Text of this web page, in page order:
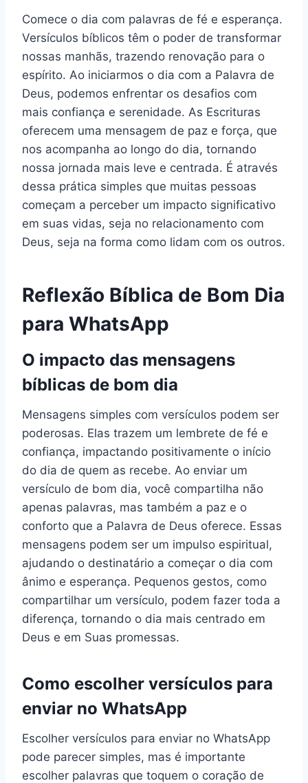
Comece o dia com palavras de fé e esperança.
Versículos bíblicos têm o poder de transformar
nossas manhãs, trazendo renovação para o
espírito. Ao iniciarmos o dia com a Palavra de
Deus, podemos enfrentar os desafios com
mais confiança e serenidade. As Escrituras
oferecem uma mensagem de paz e força, que
nos acompanha ao longo do dia, tornando
nossa jornada mais leve e centrada. É através
dessa prática simples que muitas pessoas
começam a perceber um impacto significativo
em suas vidas, seja no relacionamento com
Deus, seja na forma como lidam com os outros.
Reflexão Bíblica de Bom Dia
para WhatsApp
O impacto das mensagens
bíblicas de bom dia
Mensagens simples com versículos podem ser
poderosas. Elas trazem um lembrete de fé e
confiança, impactando positivamente o início
do dia de quem as recebe. Ao enviar um
versículo de bom dia, você compartilha não
apenas palavras, mas também a paz e o
conforto que a Palavra de Deus oferece. Essas
mensagens podem ser um impulso espiritual,
ajudando o destinatário a começar o dia com
ânimo e esperança. Pequenos gestos, como
compartilhar um versículo, podem fazer toda a
diferença, tornando o dia mais centrado em
Deus e em Suas promessas.
Como escolher versículos para
enviar no WhatsApp
Escolher versículos para enviar no WhatsApp
pode parecer simples, mas é importante
escolher palavras que toquem o coração de